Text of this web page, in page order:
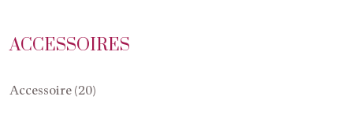
ACCESSOIRES
Accessoire (20)